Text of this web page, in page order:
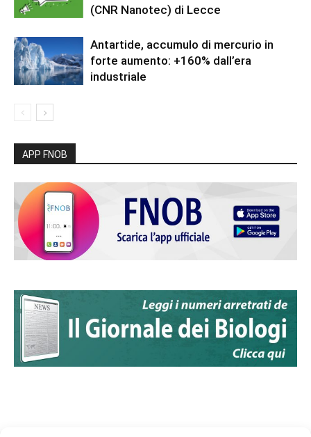
(CNR Nanotec) di Lecce
Antartide, accumulo di mercurio in
forte aumento: +160% dall’era
industriale
APP FNOB